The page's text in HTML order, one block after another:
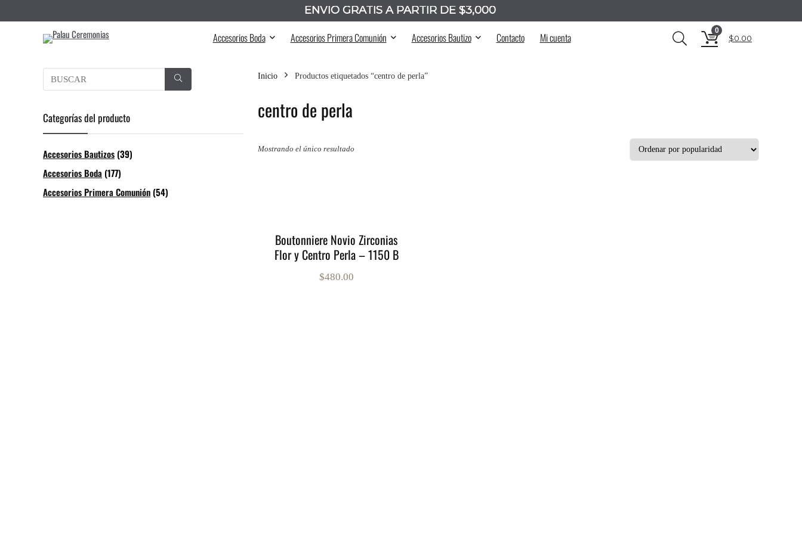
ENVÍO GRATIS A PARTIR DE $3,000
Accesorios Boda Accesorios Primera Comunión Accesorios Bautizo Contacto Mi cuenta
0
$0.00
Inicio Productos etiquetados “centro de perla”
centro de perla
Mostrando el único resultado
Boutonniere Novio Zirconias
Flor y Centro Perla – 1150 B
$480.00
Categorías del producto
Accesorios Bautizos (39)
Accesorios Boda (177)
Accesorios Primera Comunión (54)